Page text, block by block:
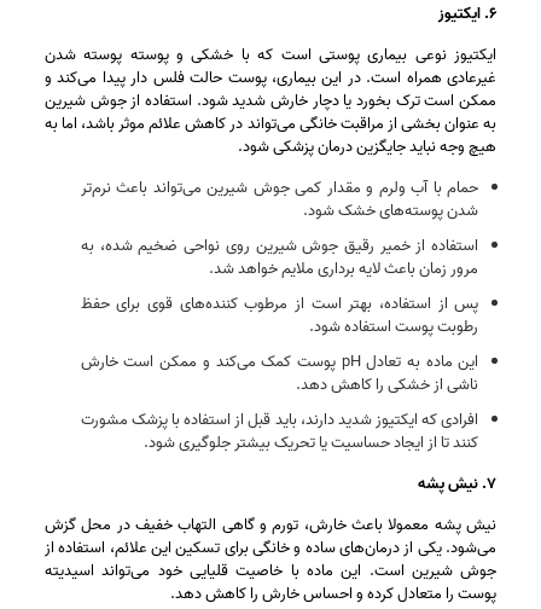
۶. ایکتیوز
ایکتیوز نوعی بیماری پوستی است که با خشکی و پوسته‌ پوسته شدن
غیرعادی همراه است. در این بیماری، پوست حالت فلس‌ دار پیدا می‌کند و
ممکن است ترک بخورد یا دچار خارش شدید شود. استفاده از جوش شیرین
به عنوان بخشی از مراقبت خانگی می‌تواند در کاهش علائم موثر باشد، اما به
هیچ وجه نباید جایگزین درمان پزشکی شود.
حمام با آب ولرم و مقدار کمی جوش شیرین می‌تواند باعث نرم‌تر
شدن پوسته‌های خشک شود.
استفاده از خمیر رقیق جوش شیرین روی نواحی ضخیم‌ شده، به‌
مرور زمان باعث لایه‌ برداری ملایم خواهد شد.
پس از استفاده، بهتر است از مرطوب‌ کننده‌های قوی برای حفظ
رطوبت پوست استفاده شود.
این ماده به تعادل pH پوست کمک می‌کند و ممکن است خارش
ناشی از خشکی را کاهش دهد.
افرادی که ایکتیوز شدید دارند، باید قبل از استفاده با پزشک مشورت
کنند تا از ایجاد حساسیت یا تحریک بیشتر جلوگیری شود.
۷. نیش پشه
نیش پشه معمولا باعث خارش، تورم و گاهی التهاب خفیف در محل گزش
می‌شود. یکی از درمان‌های ساده و خانگی برای تسکین این علائم، استفاده از
جوش شیرین است. این ماده با خاصیت قلیایی خود می‌تواند اسیدیته
پوست را متعادل کرده و احساس خارش را کاهش دهد.